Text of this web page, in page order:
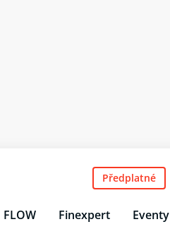
FLOW Finexpert Eventy
Předplatné